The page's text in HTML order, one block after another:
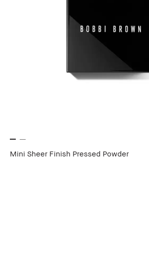
Mini Sheer Finish Pressed Powder